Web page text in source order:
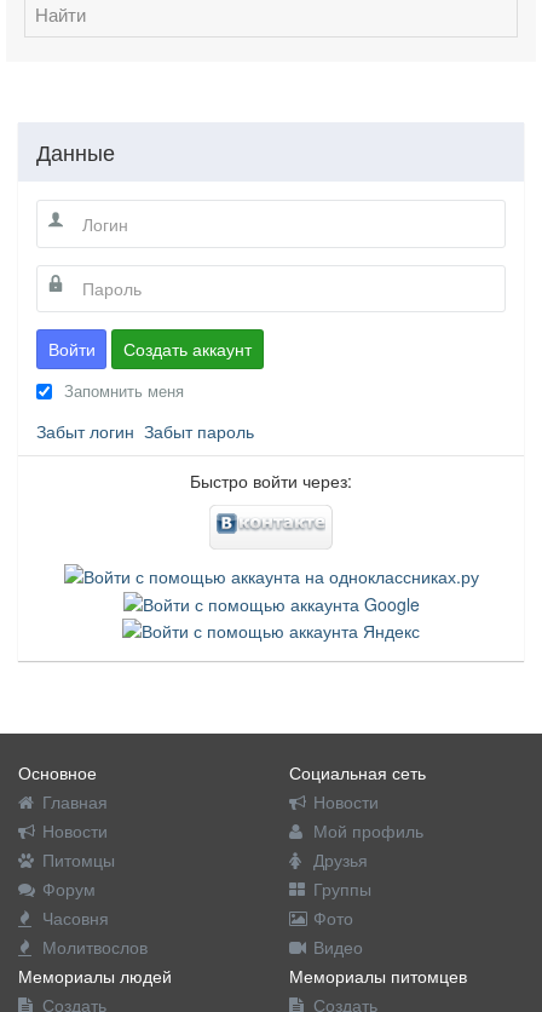
Найти
Данные
Войти Создать аккаунт
Запомнить меня
Забыт логин Забыт пароль
Быстро войти через:
Основное
Главная
Новости
Питомцы
Форум
Часовня
Молитвослов
Социальная сеть
Новости
Мой профиль
Друзья
Группы
Фото
Видео
Мемориалы людей
Создать
Мемориалы питомцев
Создать